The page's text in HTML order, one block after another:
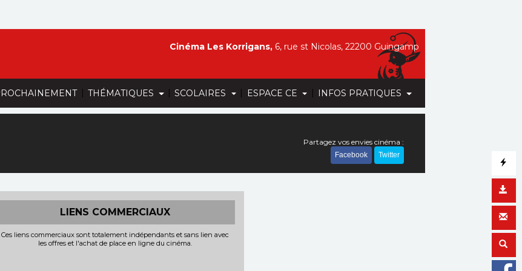
| THÉMATIQUES | SCOLAIRES | ESPACE CE | INFOS PRATIQUES
Cinéma Les Korrigans, 6, rue st Nicolas, 22200 Guingamp
Partagez vos envies cinéma :
Facebook Twitter
LIENS COMMERCIAUX
Ces liens commerciaux sont totalement indépendants et sans lien avec
les offres et l'achat de place en ligne du cinéma.